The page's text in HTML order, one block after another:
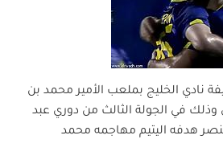
نادي الخليج بملعب الأمير محمد بن
في الجولة الثالث من دوري عبد
هدفه اليتيم مهاجمه محمد